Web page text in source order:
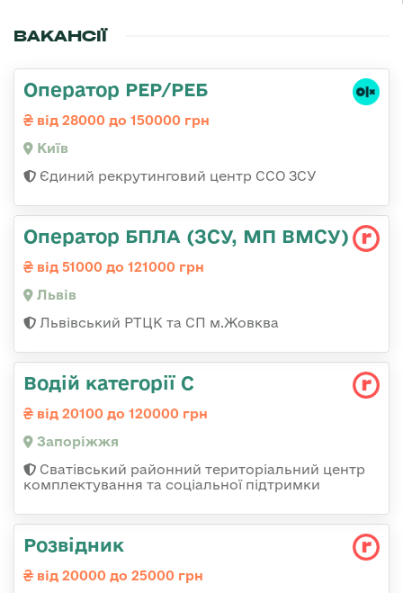
ВАКАНСІЇ
Оператор РЕР/РЕБ
від 28000 до 150000 грн
Київ
Єдиний рекрутинговий центр ССО ЗСУ
Оператор БПЛА (ЗСУ, МП ВМСУ)
від 51000 до 121000 грн
Львів
Львівський РТЦК та СП м.Жовква
Водій категорії С
від 20100 до 120000 грн
Запоріжжя
Сватівський районний територіальний центр
комплектування та соціальної підтримки
Розвідник
від 20000 до 25000 грн